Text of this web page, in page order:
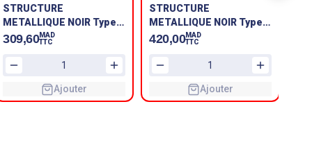
STRUCTURE
METALLIQUE NOIR Type
2R a Base IPE
309,60MAD
TTC
Ajouter
STRUCTURE
METALLIQUE NOIR Type
1R DU TOITURE
420,00MAD
TTC
Ajouter